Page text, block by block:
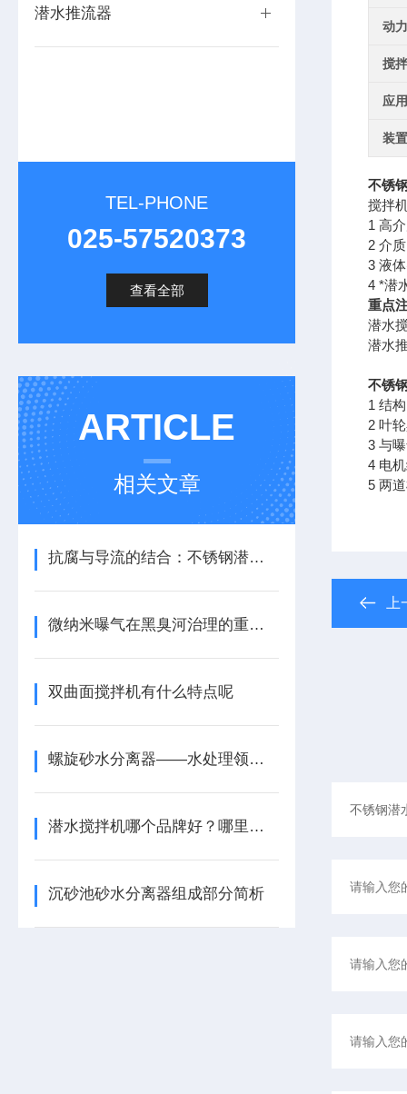
潜水推流器
TEL-PHONE
025-57520373
查看全部
ARTICLE
相关文章
抗腐与导流的结合：不锈钢潜水推流机的材质与流体力学应用
微纳米曝气在黑臭河治理的重要位置
双曲面搅拌机有什么特点呢
螺旋砂水分离器——水处理领域的创新解决方案
潜水搅拌机哪个品牌好？哪里有生产潜水搅拌机的厂家？
沉砂池砂水分离器组成部分简析
动
搅
应
装
不锈
搅拌
1 高
2 介
3 液
4 *潜
重点
潜水
潜水
不锈
1 结
2 叶
3 与
4 电
5 两